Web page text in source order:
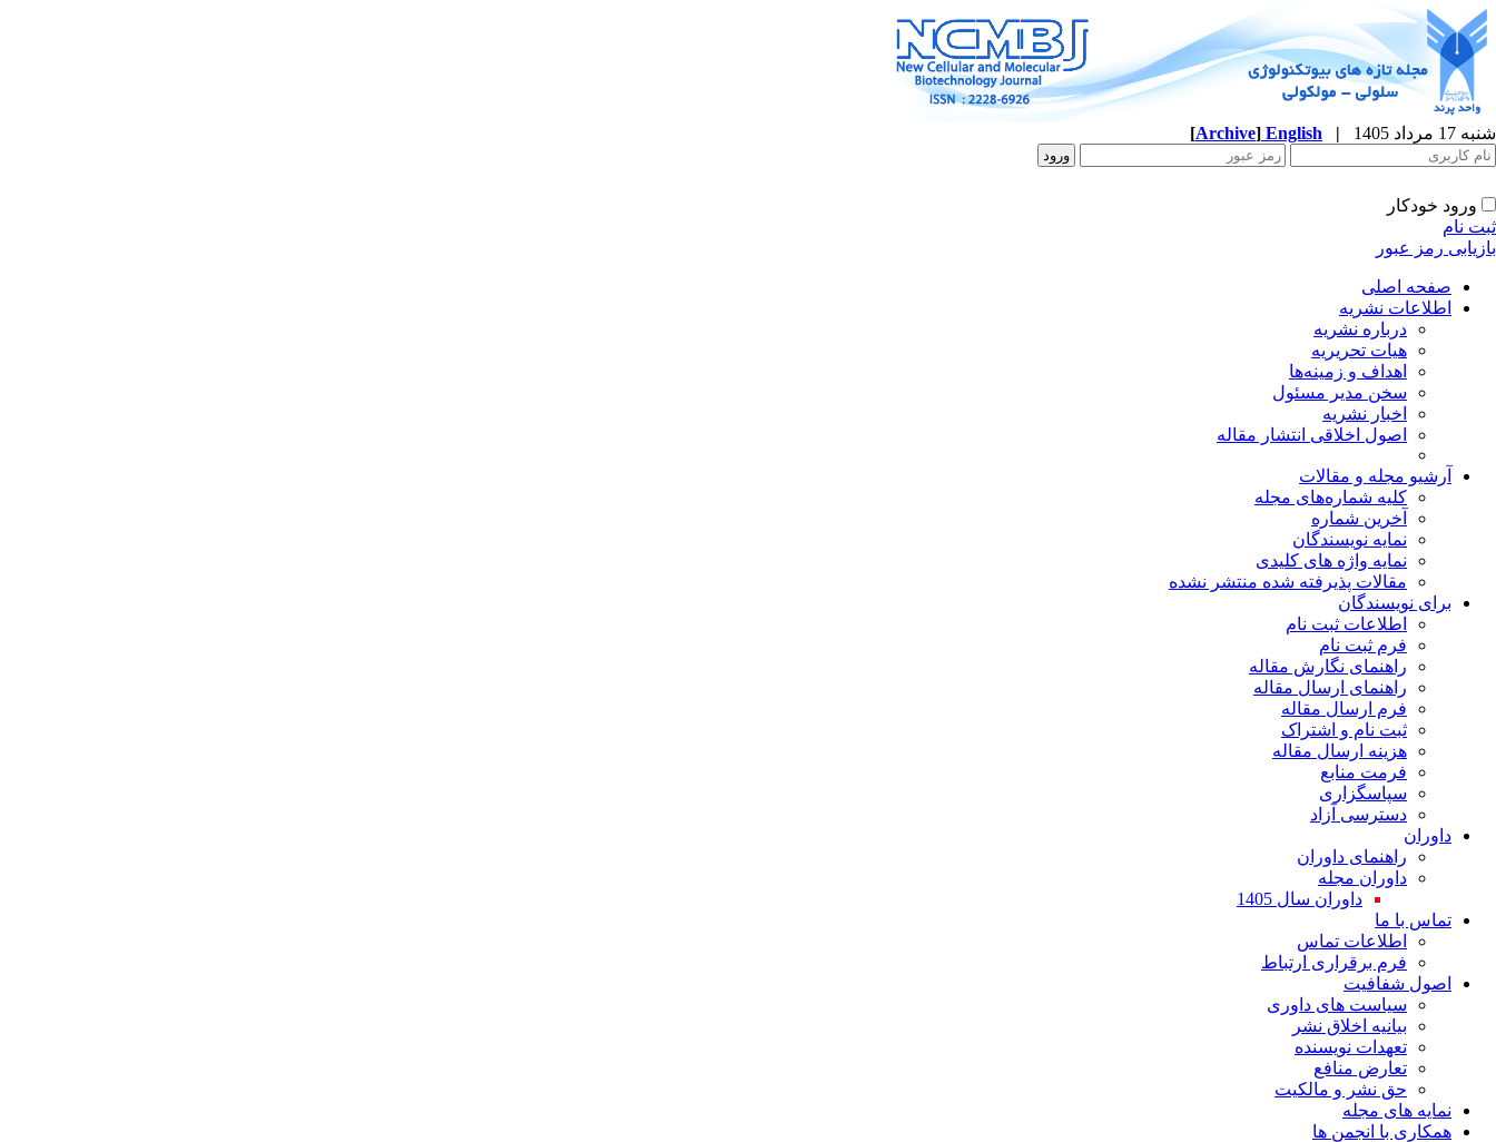
شنبه 17 مرداد 1405 |
English
[Archive]
ورود خودکار
ثبت نام
بازیابی رمز عبور
صفحه اصلی
اطلاعات نشریه
درباره نشریه
هیات تحریریه
اهداف و زمینه‌ها
سخن مدیر مسئول
اخبار نشریه
اصول اخلاقی انتشار مقاله
آرشیو مجله و مقالات
کلیه شماره‌های مجله
آخرین شماره
نمایه نویسندگان
نمایه واژه های کلیدی
مقالات پذیرفته شده منتشر نشده
برای نویسندگان
اطلاعات ثبت نام
فرم ثبت نام
راهنمای نگارش مقاله
راهنمای ارسال مقاله
فرم ارسال مقاله
ثبت نام و اشتراک
هزینه ارسال مقاله
فرمت منابع
سپاسگزاری
دسترسی آزاد
داوران
راهنمای داوران
داوران مجله
داوران سال 1405
تماس با ما
اطلاعات تماس
فرم برقراری ارتباط
اصول شفافیت
سیاست های داوری
بیانیه اخلاق نشر
تعهدات نویسنده
تعارض منافع
حق نشر و مالکیت
نمایه های مجله
همکاری با انجمن ها